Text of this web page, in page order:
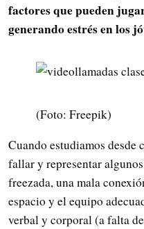
factores que pueden
generando estrés en los
(Foto: Freepik)
Cuando estudiamos desde
fallar y representar
freezada, una mala
espacio y el equipo
verbal y corporal (a falta